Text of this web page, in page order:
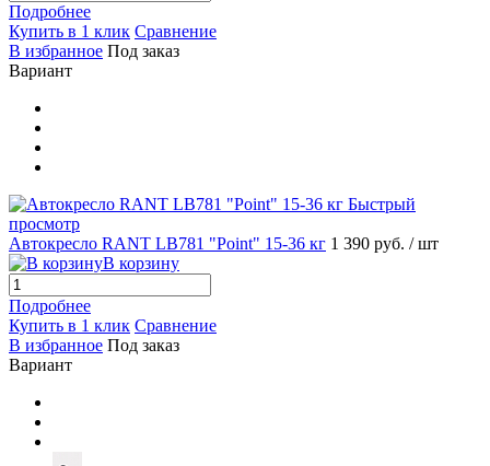
Подробнее
Купить в 1 клик Сравнение
В избранное Под заказ
Вариант
Быстрый
просмотр
Автокресло RANT LB781 "Point" 15-36 кг 1 390 руб. / шт
В корзину
Подробнее
Купить в 1 клик Сравнение
В избранное Под заказ
Вариант